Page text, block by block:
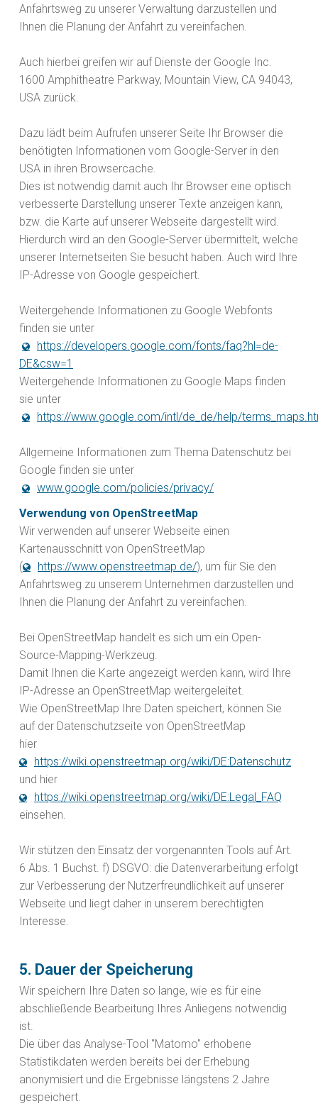
Anfahrtsweg zu unserer Verwaltung darzustellen und
Ihnen die Planung der Anfahrt zu vereinfachen.
Auch hierbei greifen wir auf Dienste der Google Inc.
1600 Amphitheatre Parkway, Mountain View, CA 94043,
USA zurück.
Dazu lädt beim Aufrufen unserer Seite Ihr Browser die
benötigten Informationen vom Google-Server in den
USA in ihren Browsercache.
Dies ist notwendig damit auch Ihr Browser eine optisch
verbesserte Darstellung unserer Texte anzeigen kann,
bzw. die Karte auf unserer Webseite dargestellt wird.
Hierdurch wird an den Google-Server übermittelt, welche
unserer Internetseiten Sie besucht haben. Auch wird Ihre
IP-Adresse von Google gespeichert.
Weitergehende Informationen zu Google Webfonts
finden sie unter
https://developers.google.com/fonts/faq?hl=de-
DE&csw=1
Weitergehende Informationen zu Google Maps finden
sie unter
https://www.google.com/intl/de_de/help/
Allgemeine Informationen zum Thema Datenschutz bei
Google finden sie unter
www.google.com/policies/privacy/
Verwendung von OpenStreetMap
Wir verwenden auf unserer Webseite einen
Kartenausschnitt von OpenStreetMap
(
https://www.openstreetmap.de/), um für Sie den
Anfahrtsweg zu unserem Unternehmen darzustellen und
Ihnen die Planung der Anfahrt zu vereinfachen.
Bei OpenStreetMap handelt es sich um ein Open-
Source-Mapping-Werkzeug.
Damit Ihnen die Karte angezeigt werden kann, wird Ihre
IP-Adresse an OpenStreetMap weitergeleitet.
Wie OpenStreetMap Ihre Daten speichert, können Sie
auf der Datenschutzseite von OpenStreetMap
hier
https://wiki.openstreetmap.org/wiki/DE:Datenschutz
und hier
https://wiki.openstreetmap.org/wiki/DE:Legal_FAQ
einsehen.
Wir stützen den Einsatz der vorgenannten Tools auf Art.
6 Abs. 1 Buchst. f) DSGVO: die Datenverarbeitung erfolgt
zur Verbesserung der Nutzerfreundlichkeit auf unserer
Webseite und liegt daher in unserem berechtigten
Interesse.
5. Dauer der Speicherung
Wir speichern Ihre Daten so lange, wie es für eine
abschließende Bearbeitung Ihres Anliegens notwendig
ist.
Die über das Analyse-Tool "Matomo" erhobene
Statistikdaten werden bereits bei der Erhebung
anonymisiert und die Ergebnisse längstens 2 Jahre
gespeichert.